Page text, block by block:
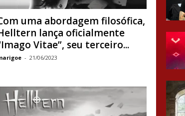
uma abordagem filosófica,
lança oficialmente
Vitae”, seu terceiro...
- 21/06/2023